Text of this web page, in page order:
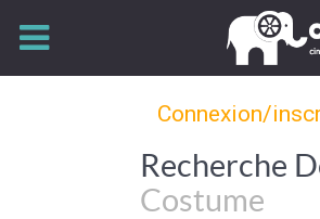
Connexion/
Recherche
Costume